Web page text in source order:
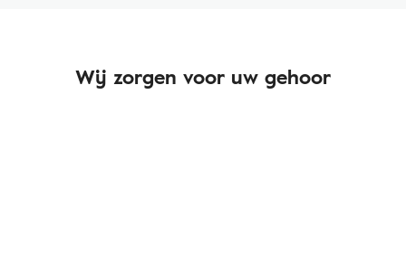
Wij zorgen voor uw gehoor